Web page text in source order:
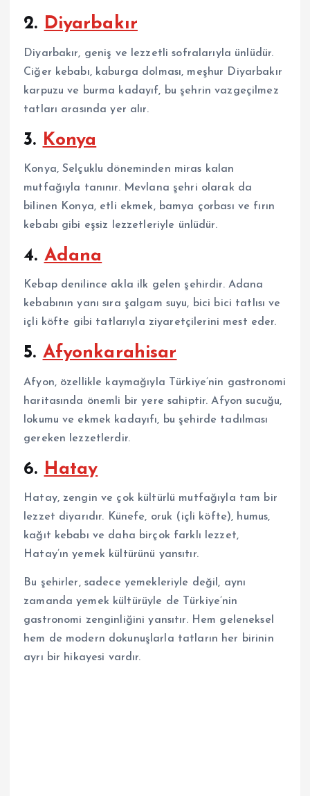
2. Diyarbakır
Diyarbakır, geniş ve lezzetli sofralarıyla ünlüdür.
Ciğer kebabı, kaburga dolması, meşhur Diyarbakır
karpuzu ve burma kadayıf, bu şehrin vazgeçilmez
tatları arasında yer alır.
3. Konya
Konya, Selçuklu döneminden miras kalan
mutfağıyla tanınır. Mevlana şehri olarak da
bilinen Konya, etli ekmek, bamya çorbası ve fırın
kebabı gibi eşsiz lezzetleriyle ünlüdür.
4. Adana
Kebap denilince akla ilk gelen şehirdir. Adana
kebabının yanı sıra şalgam suyu, bici bici tatlısı ve
içli köfte gibi tatlarıyla ziyaretçilerini mest eder.
5. Afyonkarahisar
Afyon, özellikle kaymağıyla Türkiye’nin gastronomi
haritasında önemli bir yere sahiptir. Afyon sucuğu,
lokumu ve ekmek kadayıfı, bu şehirde tadılması
gereken lezzetlerdir.
6. Hatay
Hatay, zengin ve çok kültürlü mutfağıyla tam bir
lezzet diyarıdır. Künefe, oruk (içli köfte), humus,
kağıt kebabı ve daha birçok farklı lezzet,
Hatay’ın yemek kültürünü yansıtır.
Bu şehirler, sadece yemekleriyle değil, aynı
zamanda yemek kültürüyle de Türkiye’nin
gastronomi zenginliğini yansıtır. Hem geleneksel
hem de modern dokunuşlarla tatların her birinin
ayrı bir hikayesi vardır.